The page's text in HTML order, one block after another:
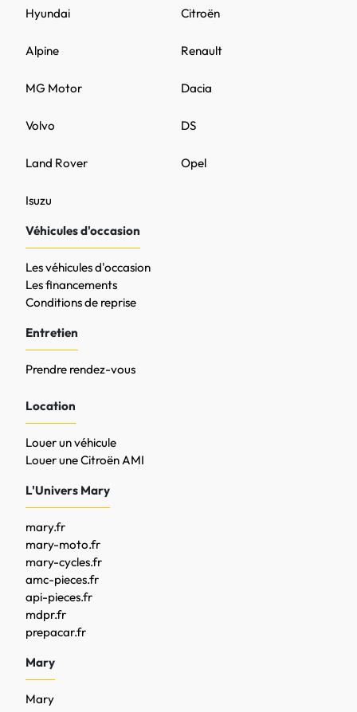
DS
MG Motor
Citroën
Opel
Volvo
Renault
Hyundai
Land Rover
Dacia
Alpine
Isuzu
Véhicules d'occasion
Les véhicules d'occasion
Les financements
Conditions de reprise
Entretien
Prendre rendez-vous
Location
Louer un véhicule
Louer une Citroën AMI
L'Univers Mary
mary.fr
mary-moto.fr
mary-cycles.fr
amc-pieces.fr
api-pieces.fr
mdpr.fr
prepacar.fr
Mary
Mary